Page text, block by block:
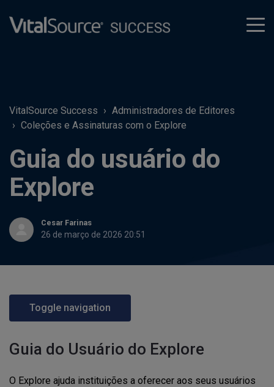
VitalSource Success
Administradores de Editores
Coleções e Assinaturas com o Explore
Guia do usuário do
Explore
Cesar Farinas
26 de março de 2026 20:51
Toggle navigation
Guia do Usuário do Explore
O Explore ajuda instituições a oferecer aos seus usuários